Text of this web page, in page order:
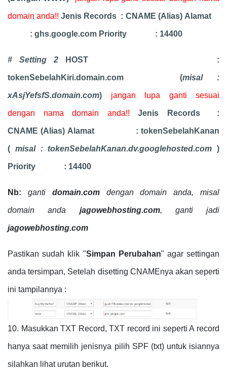
domain anda!! Jenis Records : CNAME (Alias) Alamat
: ghs.google.com Priority : 14400
# Setting 2 HOST :
tokenSebelahKiri.domain.com (misal :
xAsjYefsfS.domain.com) jangan lupa ganti sesuai
dengan nama domain anda!! Jenis Records :
CNAME (Alias) Alamat :tokenSebelahKanan
( misal : tokenSebelahKanan.dv.googlehosted.com )
Priority : 14400
Nb: ganti domain.comdengan domain anda, misal
domain anda jagowebhosting.com, ganti jadi
jagowebhosting.com
Pastikan sudah klik "Simpan Perubahan" agar settingan
anda tersimpan, Setelah disetting CNAMEnya akan seperti
ini tampilannya :
10. Masukkan TXT Record, TXT record ini seperti A record
hanya saat memilih jenisnya pilih SPF (txt) untuk isiannya
silahkan lihat urutan berikut.